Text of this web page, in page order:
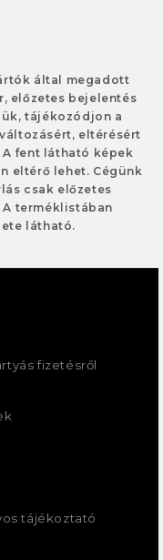
által megadott
előzetes bejelentés
tájékozódjon a
eltérésért
fent látható képek
eltérő lehet. Cégünk
csak előzetes
terméklistában
látható.
fizetésről
tájékoztató